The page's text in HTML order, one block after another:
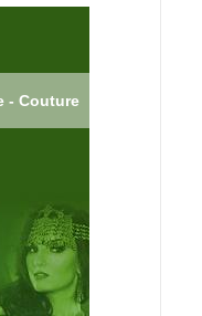
- Couture